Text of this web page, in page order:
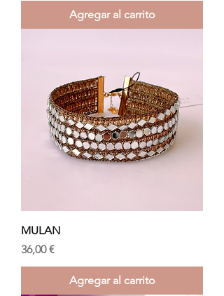
Agregar al carrito
MULAN
Precio
36,00 €
Agregar al carrito